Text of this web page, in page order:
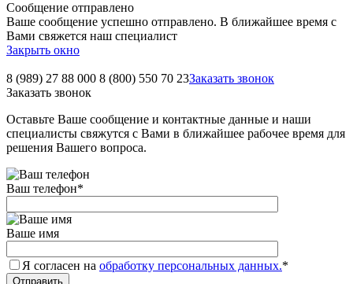
Сообщение отправлено
Ваше сообщение успешно отправлено. В ближайшее время с
Вами свяжется наш специалист
Закрыть окно
8 (989) 27 88 000 8 (800) 550 70 23Заказать звонок
Заказать звонок
Оставьте Ваше сообщение и контактные данные и наши
специалисты свяжутся с Вами в ближайшее рабочее время для
решения Вашего вопроса.
Ваш телефон*
Ваше имя
Я согласен на обработку персональных данных.*